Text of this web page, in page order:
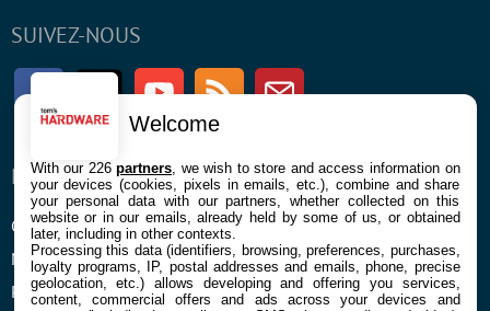
SUIVEZ-NOUS
FacebookTwitter Youtube RSS Newsletter
ENTREPRISE
Confidentialité et Cookies
Mentions légales et CGU
Préférences Cookies
À PROPOS
Contact
Welcome
With our 226partners , we wish to store and access information on
your devices (cookies, pixels in emails, etc.), combine and share
your personal data with our partners, whether collected on this
website or in our emails, already held by some of us, or obtained
later, including in other contexts.
Processing this data (identifiers, browsing, preferences, purchases,
loyalty programs, IP, postal addresses and emails, phone, precise
geolocation, etc.) allows developing and offering you services,
content, commercial offers and ads across your devices and